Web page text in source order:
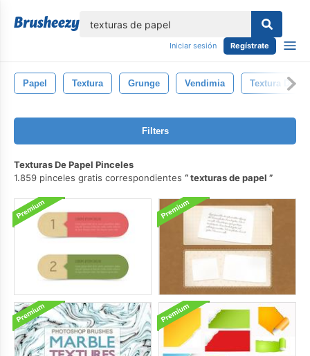
Iniciar sesión Regístrate
Papel Textura Grunge Vendimia Textura De
Filters
Texturas De Papel Pinceles
1.859 pinceles gratis correspondientes
texturas de papel